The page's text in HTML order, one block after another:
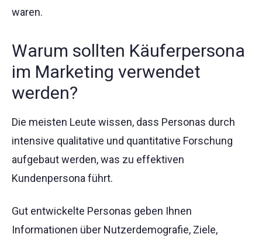
waren.
Warum sollten Käuferpersona
im Marketing verwendet
werden?
Die meisten Leute wissen, dass Personas durch
intensive qualitative und quantitative Forschung
aufgebaut werden, was zu effektiven
Kundenpersona führt.
Gut entwickelte Personas geben Ihnen
Informationen über Nutzerdemografie, Ziele,